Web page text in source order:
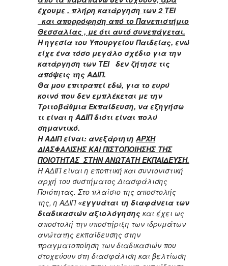
έχουμε , πλήρη κατάργηση των 2 ΤΕΙ
και απορρόφηση από το Πανεπιστήμιο
Θεσσαλίας , με ότι αυτό συνεπάγεται.
Η ηγεσία του Υπουργείου Παιδείας, ενώ
είχε ένα τόσο μεγάλο σχέδιο για την
κατάργηση των ΤΕΙ δεν ζήτησε τις
απόψεις της ΑΔΙΠ.
Θα μου επιτραπεί εδώ, για το ευρύ
κοινό που δεν εμπλέκεται με την
Τριτοβάθμια Εκπαίδευση, να εξηγήσω
τι είναι η ΑΔΙΠ διότι είναι πολύ
σημαντικό.
Η ΑΔΙΠ είναι: ανεξάρτητη ΑΡΧΗ
ΔΙΑΣΦΑΛΙΣΗΣ ΚΑΙ ΠΙΣΤΟΠΟΙΗΣΗΣ ΤΗΣ
ΠΟΙΟΤΗΤΑΣ ΣΤΗΝ ΑΝΩΤΑΤΗ ΕΚΠΑΙΔΕΥΣΗ.
Η ΑΔΙΠ είναι η εποπτική και συντονιστική
αρχή του συστήματος Διασφάλισης
Ποιότητας. Στο πλαίσιο της αποστολής
της, η ΑΔΙΠ «εγγυάται τη διαφάνεια των
διαδικασιών αξιολόγησης και έχει ως
αποστολή την υποστήριξη των ιδρυμάτων
ανώτατης εκπαίδευσης στην
πραγματοποίηση των διαδικασιών που
στοχεύουν στη διασφάλιση και βελτίωση